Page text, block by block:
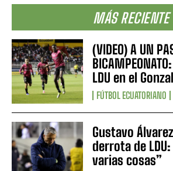
MÁS RECIENTE
(VIDEO) A UN
LDU en el
FÚTBOL ECUATORIANO
Gustavo
derrota de
varias cosas”